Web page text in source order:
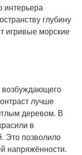
интерьера
глубину
игривые морские
лучше
деревом. В
в
Это позволило
напряжённости.